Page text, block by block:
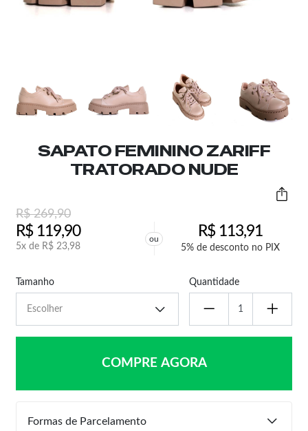
SAPATO FEMININO ZARIFF
TRATORADO NUDE
R$269,90
R$119,90
5x de R$ 23,98
ou R$113,91
5% de desconto no PIX
Tamanho Quantidade
COMPRE AGORA
Formas de Parcelamento